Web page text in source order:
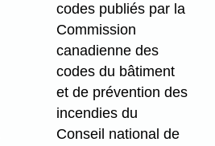
codes publiés par la
Commission
canadienne des
codes du bâtiment
et de prévention des
incendies du
Conseil national de